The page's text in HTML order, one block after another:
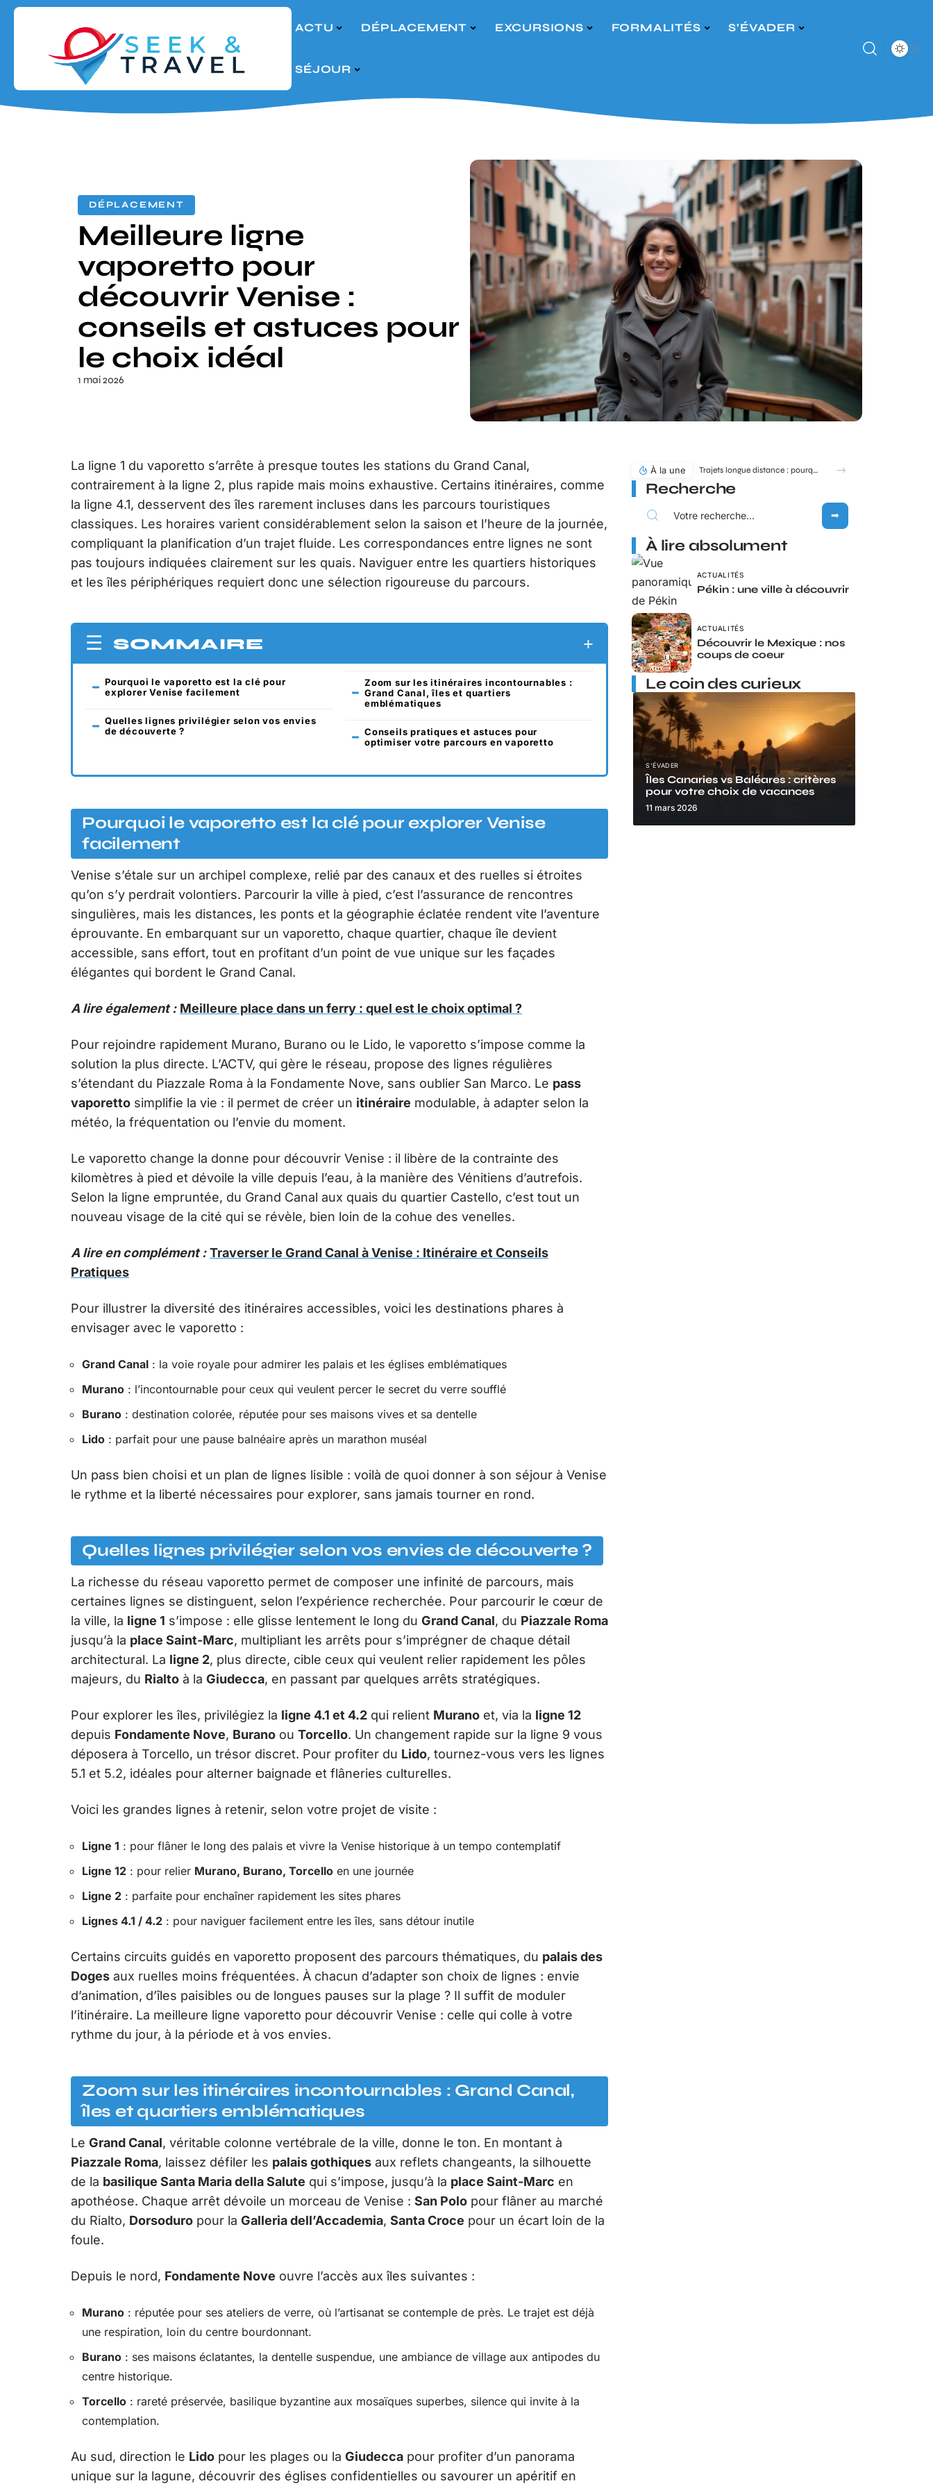
ACTU DÉPLACEMENT EXCURSIONS FORMALITÉS S’ÉVADER
SÉJOUR
DÉPLACEMENT
Meilleure ligne
vaporetto pour
découvrir Venise :
conseils et astuces pour
le choix idéal
1 mai 2026
La ligne 1 du vaporetto s’arrête à presque toutes les stations du Grand Canal,
contrairement à la ligne 2, plus rapide mais moins exhaustive. Certains itinéraires, comme
la ligne 4.1, desservent des îles rarement incluses dans les parcours touristiques
classiques. Les horaires varient considérablement selon la saison et l’heure de la journée,
compliquant la planification d’un trajet fluide. Les correspondances entre lignes ne sont
pas toujours indiquées clairement sur les quais. Naviguer entre les quartiers historiques
et les îles périphériques requiert donc une sélection rigoureuse du parcours.
SOMMAIRE
Pourquoi le vaporetto est la clé pour
explorer Venise facilement
Quelles lignes privilégier selon vos envies
de découverte ?
Zoom sur les itinéraires incontournables :
Grand Canal, îles et quartiers
emblématiques
Conseils pratiques et astuces pour
optimiser votre parcours en vaporetto
Pourquoi le vaporetto est la clé pour explorer Venise
facilement
Venise s’étale sur un archipel complexe, relié par des canaux et des ruelles si étroites
qu’on s’y perdrait volontiers. Parcourir la ville à pied, c’est l’assurance de rencontres
singulières, mais les distances, les ponts et la géographie éclatée rendent vite l’aventure
éprouvante. En embarquant sur un vaporetto, chaque quartier, chaque île devient
accessible, sans effort, tout en profitant d’un point de vue unique sur les façades
élégantes qui bordent le Grand Canal.
A lire également : Meilleure place dans un ferry : quel est le choix optimal ?
Pour rejoindre rapidement Murano, Burano ou le Lido, le vaporetto s’impose comme la
solution la plus directe. L’ACTV, qui gère le réseau, propose des lignes régulières
s’étendant du Piazzale Roma à la Fondamente Nove, sans oublier San Marco. Le pass
vaporetto simplifie la vie : il permet de créer un itinéraire modulable, à adapter selon la
météo, la fréquentation ou l’envie du moment.
Le vaporetto change la donne pour découvrir Venise : il libère de la contrainte des
kilomètres à pied et dévoile la ville depuis l’eau, à la manière des Vénitiens d’autrefois.
Selon la ligne empruntée, du Grand Canal aux quais du quartier Castello, c’est tout un
nouveau visage de la cité qui se révèle, bien loin de la cohue des venelles.
A lire en complément : Traverser le Grand Canal à Venise : Itinéraire et Conseils
Pratiques
Pour illustrer la diversité des itinéraires accessibles, voici les destinations phares à
envisager avec le vaporetto :
Grand Canal : la voie royale pour admirer les palais et les églises emblématiques
Murano : l’incontournable pour ceux qui veulent percer le secret du verre soufflé
Burano : destination colorée, réputée pour ses maisons vives et sa dentelle
Lido : parfait pour une pause balnéaire après un marathon muséal
Un pass bien choisi et un plan de lignes lisible : voilà de quoi donner à son séjour à Venise
le rythme et la liberté nécessaires pour explorer, sans jamais tourner en rond.
Quelles lignes privilégier selon vos envies de découverte ?
La richesse du réseau vaporetto permet de composer une infinité de parcours, mais
certaines lignes se distinguent, selon l’expérience recherchée. Pour parcourir le cœur de
la ville, la ligne 1 s’impose : elle glisse lentement le long du Grand Canal, du Piazzale Roma
jusqu’à la place Saint-Marc, multipliant les arrêts pour s’imprégner de chaque détail
architectural. La ligne 2, plus directe, cible ceux qui veulent relier rapidement les pôles
majeurs, du Rialto à la Giudecca, en passant par quelques arrêts stratégiques.
Pour explorer les îles, privilégiez la ligne 4.1 et 4.2 qui relient Murano et, via la ligne 12
depuis Fondamente Nove, Burano ou Torcello. Un changement rapide sur la ligne 9 vous
déposera à Torcello, un trésor discret. Pour profiter du Lido, tournez-vous vers les lignes
5.1 et 5.2, idéales pour alterner baignade et flâneries culturelles.
Voici les grandes lignes à retenir, selon votre projet de visite :
Ligne 1 : pour flâner le long des palais et vivre la Venise historique à un tempo contemplatif
Ligne 12 : pour relier Murano, Burano, Torcello en une journée
Ligne 2 : parfaite pour enchaîner rapidement les sites phares
Lignes 4.1 / 4.2 : pour naviguer facilement entre les îles, sans détour inutile
Certains circuits guidés en vaporetto proposent des parcours thématiques, du palais des
Doges aux ruelles moins fréquentées. À chacun d’adapter son choix de lignes : envie
d’animation, d’îles paisibles ou de longues pauses sur la plage ? Il suffit de moduler
l’itinéraire. La meilleure ligne vaporetto pour découvrir Venise : celle qui colle à votre
rythme du jour, à la période et à vos envies.
Zoom sur les itinéraires incontournables : Grand Canal,
îles et quartiers emblématiques
Le Grand Canal, véritable colonne vertébrale de la ville, donne le ton. En montant à
Piazzale Roma, laissez défiler les palais gothiques aux reflets changeants, la silhouette
de la basilique Santa Maria della Salute qui s’impose, jusqu’à la place Saint-Marc en
apothéose. Chaque arrêt dévoile un morceau de Venise : San Polo pour flâner au marché
du Rialto, Dorsoduro pour la Galleria dell’Accademia, Santa Croce pour un écart loin de la
foule.
Depuis le nord, Fondamente Nove ouvre l’accès aux îles suivantes :
Murano : réputée pour ses ateliers de verre, où l’artisanat se contemple de près. Le trajet est déjà
une respiration, loin du centre bourdonnant.
Burano : ses maisons éclatantes, la dentelle suspendue, une ambiance de village aux antipodes du
centre historique.
Torcello : rareté préservée, basilique byzantine aux mosaïques superbes, silence qui invite à la
contemplation.
Au sud, direction le Lido pour les plages ou la Giudecca pour profiter d’un panorama
unique sur la lagune, découvrir des églises confidentielles ou savourer un apéritif en
À la une Trajets longue distance : pourquoi MICHELIN toute la route reste une référence en 2026 ?
Recherche
À lire absolument
ACTUALITÉS
Pékin : une ville à découvrir
ACTUALITÉS
Découvrir le Mexique : nos
coups de coeur
Le coin des curieux
S'ÉVADER
Îles Canaries vs Baléares : critères
pour votre choix de vacances
11 mars 2026